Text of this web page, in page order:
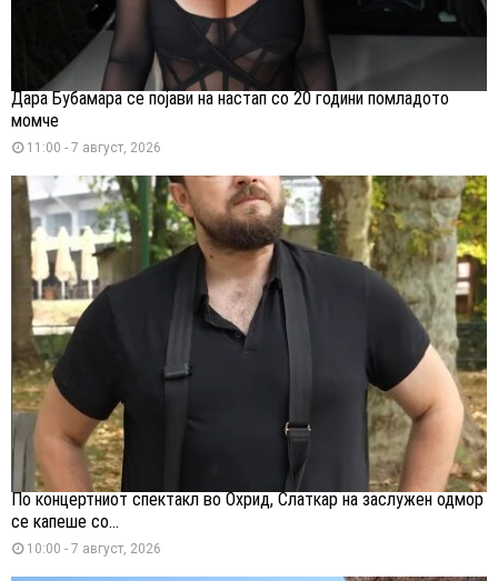
Дара Бубамара се појави на настап со 20 години помладото
момче
11:00 - 7 август, 2026
По концертниот спектакл во Охрид, Слаткар на заслужен одмор
се капеше со...
10:00 - 7 август, 2026